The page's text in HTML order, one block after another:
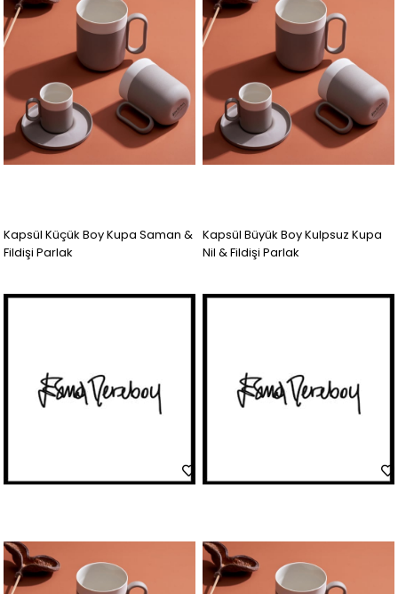
Kapsül Küçük Boy Kupa Saman &
Fildişi Parlak
Kapsül Büyük Boy Kulpsuz Kupa
Nil & Fildişi Parlak